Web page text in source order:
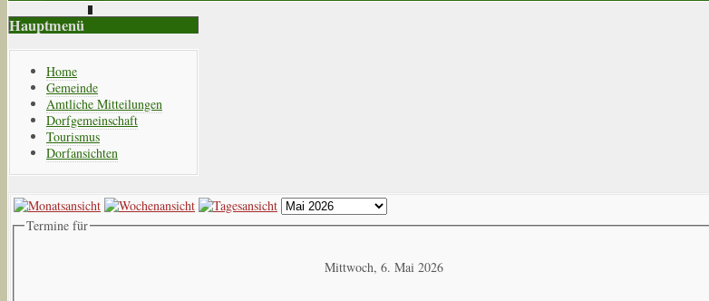
Hauptmenü
Home
Gemeinde
Amtliche Mitteilungen
Dorfgemeinschaft
Tourismus
Dorfansichten
Termine für
Mittwoch, 6. Mai 2026